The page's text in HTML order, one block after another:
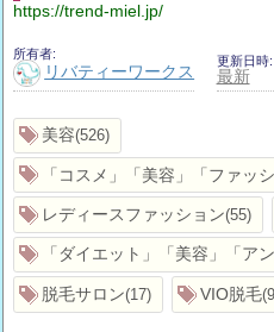
https://trend-miel.jp/
所有者
リバティーワークス
更新日時
最新
美容 526
「コスメ」「美容」「ファッ
レディースファッション 55
「ダイエット」「美容」「ア
脱毛サロン 17 VIO脱毛